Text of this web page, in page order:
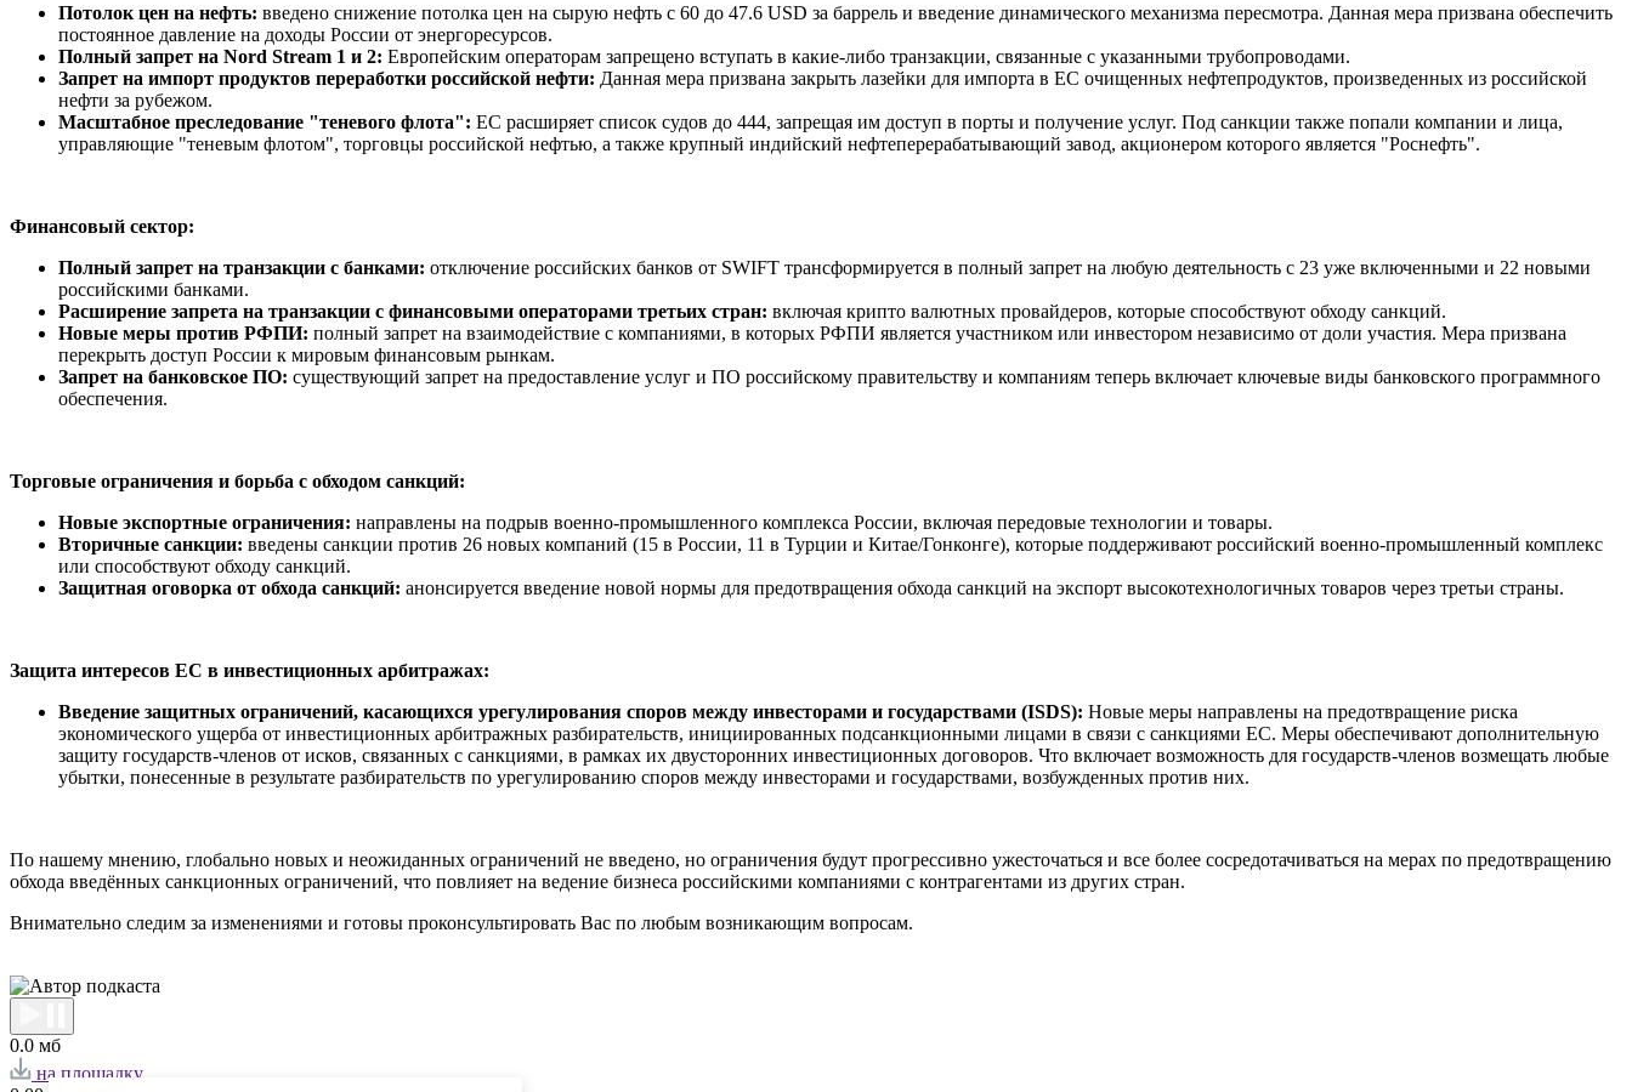
Потолок цен на нефть: введено снижение потолка цен на сырую нефть с 60 до 47.6 USD за баррель и введение динамического механизма пересмотра. Данная мера призвана обеспечить
постоянное давление на доходы России от энергоресурсов.
Полный запрет на Nord Stream 1 и 2: Европейским операторам запрещено вступать в какие-либо транзакции, связанные с указанными трубопроводами.
Запрет на импорт продуктов переработки российской нефти: Данная мера призвана закрыть лазейки для импорта в ЕС очищенных нефтепродуктов, произведенных из российской
нефти за рубежом.
Масштабное преследование "теневого флота": ЕС расширяет список судов до 444, запрещая им доступ в порты и получение услуг. Под санкции также попали компании и лица,
управляющие "теневым флотом", торговцы российской нефтью, а также крупный индийский нефтеперерабатывающий завод, акционером которого является "Роснефть".
Финансовый сектор:
Полный запрет на транзакции с банками: отключение российских банков от SWIFT трансформируется в полный запрет на любую деятельность с 23 уже включенными и 22 новыми
российскими банками.
Расширение запрета на транзакции с финансовыми операторами третьих стран: включая крипто валютных провайдеров, которые способствуют обходу санкций.
Новые меры против РФПИ: полный запрет на взаимодействие с компаниями, в которых РФПИ является участником или инвестором независимо от доли участия. Мера призвана
перекрыть доступ России к мировым финансовым рынкам.
Запрет на банковское ПО: существующий запрет на предоставление услуг и ПО российскому правительству и компаниям теперь включает ключевые виды банковского программного
обеспечения.
Торговые ограничения и борьба с обходом санкций:
Новые экспортные ограничения: направлены на подрыв военно-промышленного комплекса России, включая передовые технологии и товары.
Вторичные санкции: введены санкции против 26 новых компаний (15 в России, 11 в Турции и Китае/Гонконге), которые поддерживают российский военно-промышленный комплекс
или способствуют обходу санкций.
Защитная оговорка от обхода санкций: анонсируется введение новой нормы для предотвращения обхода санкций на экспорт высокотехнологичных товаров через третьи страны.
Защита интересов ЕС в инвестиционных арбитражах:
Введение защитных ограничений, касающихся урегулирования споров между инвесторами и государствами (ISDS): Новые меры направлены на предотвращение риска
экономического ущерба от инвестиционных арбитражных разбирательств, инициированных подсанкционными лицами в связи с санкциями ЕС. Меры обеспечивают дополнительную
защиту государств-членов от исков, связанных с санкциями, в рамках их двусторонних инвестиционных договоров. Что включает возможность для государств-членов возмещать любые
убытки, понесенные в результате разбирательств по урегулированию споров между инвесторами и государствами, возбужденных против них.
По нашему мнению, глобально новых и неожиданных ограничений не введено, но ограничения будут прогрессивно ужесточаться и все более сосредотачиваться на мерах по предотвращению
обхода введённых санкционных ограничений, что повлияет на ведение бизнеса российскими компаниями с контрагентами из других стран.
Внимательно следим за изменениями и готовы проконсультировать Вас по любым возникающим вопросам.
0.0 мб
на площадку